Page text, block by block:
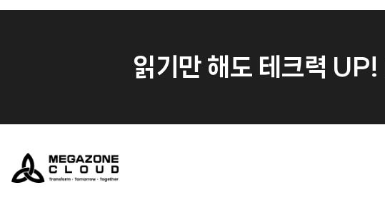
읽기만 해도 테크력 UP!